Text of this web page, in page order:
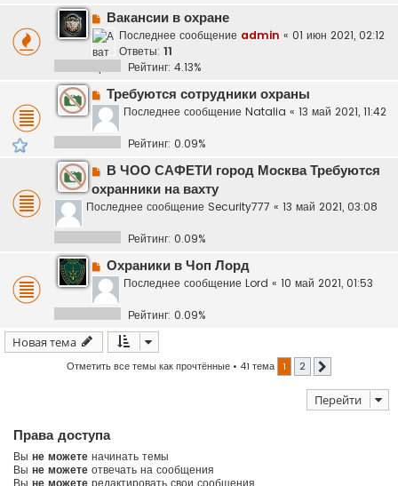
Вакансии в охране
Последнее сообщение admin « 01 июн 2021, 02:12
Ответы: 11
Рейтинг: 4.13%
Требуются сотрудники охраны
Последнее сообщение Natalia « 13 май 2021, 11:42
Рейтинг: 0.09%
В ЧОО САФЕТИ город Москва Требуются
охранники на вахту
Последнее сообщение Security777 « 13 май 2021, 03:08
Рейтинг: 0.09%
Охраники в Чоп Лорд
Последнее сообщение Lord « 10 май 2021, 01:53
Рейтинг: 0.09%
Новая тема
Отметить все темы как прочтённые • 41 тема 1 2
Перейти
Права доступа
Вы не можете начинать темы
Вы не можете отвечать на сообщения